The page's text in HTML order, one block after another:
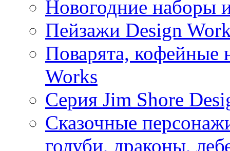
Новогодние наборы
Пейзажи Design
Поварята, кофейные
Works
Серия Jim Shore
Сказочные
голуби, драконы,